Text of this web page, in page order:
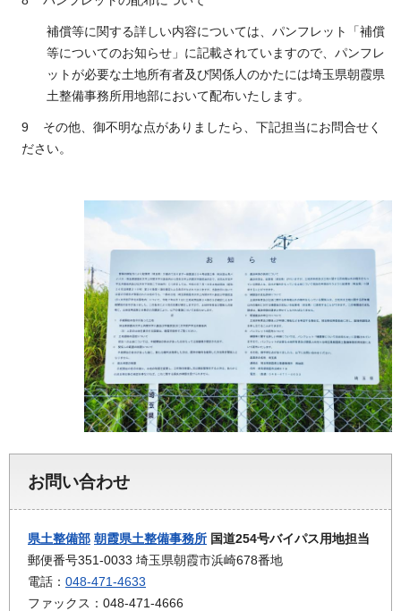
補償等に関する詳しい内容については、パンフレット「補償
等についてのお知らせ」に記載されていますので、パンフレ
ットが必要な土地所有者及び関係人のかたには埼玉県朝霞県
土整備事務所用地部において配布いたします。
9 その他、御不明な点がありましたら、下記担当にお問合せく
ださい。
お問い合わせ
県土整備部 朝霞県土整備事務所 国道254号バイパス用地担当
郵便番号351-0033 埼玉県朝霞市浜崎678番地
電話： 048-471-4633
ファックス：048-471-4666